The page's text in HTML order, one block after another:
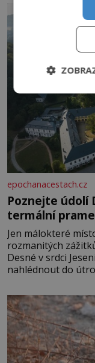
epochanacestach.cz
Poznejte údolí
termální
Jen málokteré
rozmanitých
Desné v srdci
nahlédnout do
se na koloběžce a
Velkých Losinách